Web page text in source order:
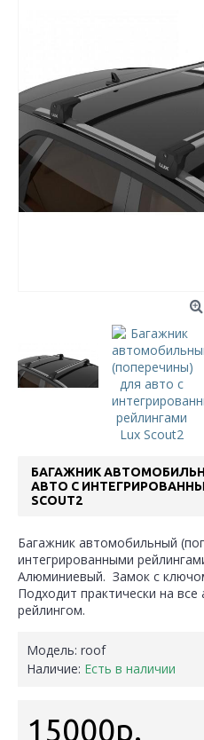
БАГАЖНИК
АВТО С
SCOUT2
Багажник автомобильный
интегрированными
Алюминиевый. Замок с
Подходит практически на
рейлингом.
Модель: roof
Наличие: Есть в наличии
15000р.